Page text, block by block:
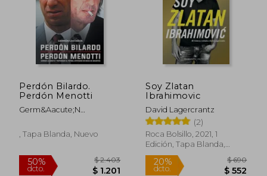
45%
dcto. $ 1.221
20%
dcto.
Perdón Bilardo.
Perdón Menotti
Germ&Aacute;N
, Tapa Blanda, Nuevo
Soy Zlatan
Ibrahimovic
David Lagercrantz
(2)
Roca Bolsillo, 2021, 1
Edición, Tapa Blanda,
Nuevo